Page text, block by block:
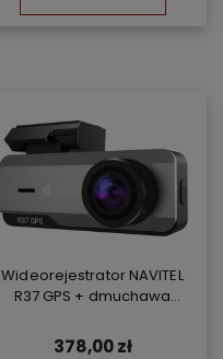
Wideorejestrator NAVITEL
R37 GPS + dmuchawa
378,00 zł